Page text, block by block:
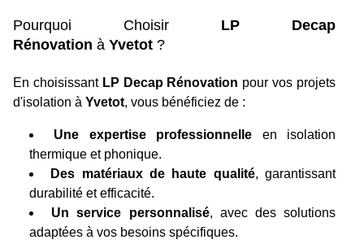
Pourquoi Choisir LP Decap
Rénovation à Yvetot ?
En choisissant LP Decap Rénovation pour vos projets
d'isolation à Yvetot, vous bénéficiez de :
Une expertise professionnelle en isolation
thermique et phonique.
Des matériaux de haute qualité, garantissant
durabilité et efficacité.
Un service personnalisé, avec des solutions
adaptées à vos besoins spécifiques.